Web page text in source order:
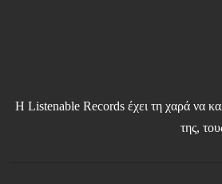
Η Listenable Records έχει τη χαρά να
της,